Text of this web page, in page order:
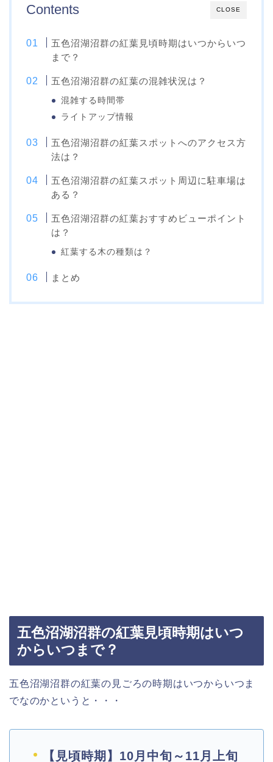
CLOSE
Contents
五色沼湖沼群の紅葉見頃時期はいつからいつ
まで？
五色沼湖沼群の紅葉の混雑状況は？
混雑する時間帯
ライトアップ情報
五色沼湖沼群の紅葉スポットへのアクセス方
法は？
五色沼湖沼群の紅葉スポット周辺に駐車場は
ある？
五色沼湖沼群の紅葉おすすめビューポイント
は？
紅葉する木の種類は？
まとめ
五色沼湖沼群の紅葉見頃時期はいつ
からいつまで？
五色沼湖沼群の紅葉の見ごろの時期はいつからいつま
でなのかというと・・・
【見頃時期】10月中旬～11月上旬